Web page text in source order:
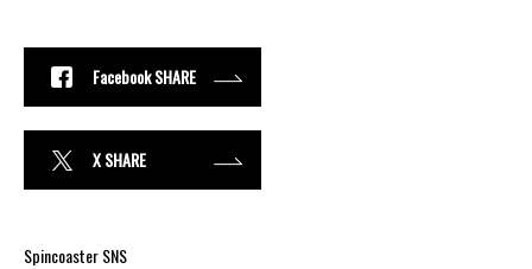
Facebook SHARE
X SHARE
Spincoaster SNS